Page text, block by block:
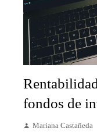
fondos de
Mariana Castañeda